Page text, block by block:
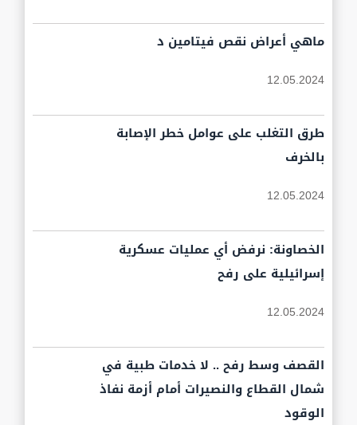
ماهي أعراض نقص فيتامين د
12.05.2024
طرق التغلب على عوامل خطر الإصابة
بالخرف
12.05.2024
الخصاونة: نرفض أي عمليات عسكرية
إسرائيلية على رفح
12.05.2024
القصف وسط رفح .. لا خدمات طبية في
شمال القطاع والنصيرات أمام أزمة نفاذ
الوقود